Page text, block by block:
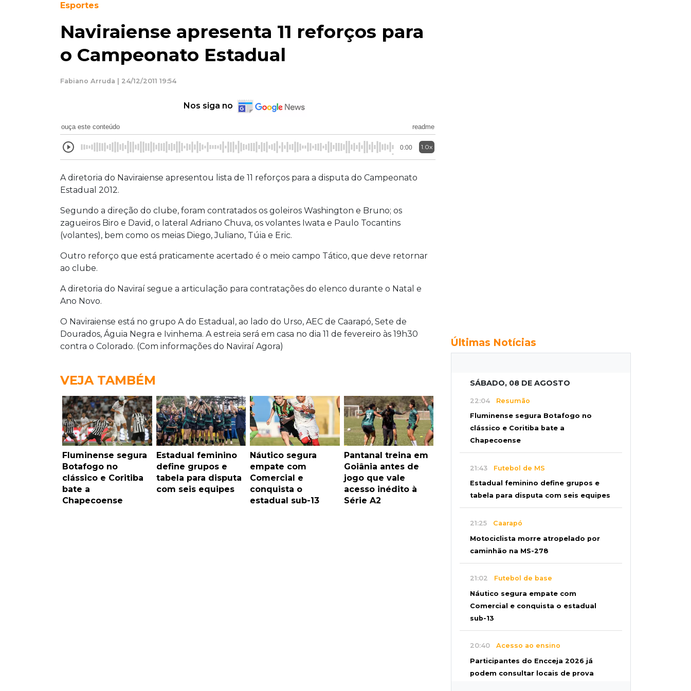
Esportes
Naviraiense apresenta 11 reforços para
o Campeonato Estadual
Fabiano Arruda | 24/12/2011 19:54
Nos siga no
ouça este conteúdo readme
0:00 1.0x
A diretoria do Naviraiense apresentou lista de 11 reforços para a disputa do Campeonato
Estadual 2012.
Segundo a direção do clube, foram contratados os goleiros Washington e Bruno; os
zagueiros Biro e David, o lateral Adriano Chuva, os volantes Iwata e Paulo Tocantins
(volantes), bem como os meias Diego, Juliano, Túia e Eric.
Outro reforço que está praticamente acertado é o meio campo Tático, que deve retornar
ao clube.
A diretoria do Naviraí segue a articulação para contratações do elenco durante o Natal e
Ano Novo.
O Naviraiense está no grupo A do Estadual, ao lado do Urso, AEC de Caarapó, Sete de
Dourados, Águia Negra e Ivinhema. A estreia será em casa no dia 11 de fevereiro às 19h30
contra o Colorado. (Com informações do Naviraí Agora)
VEJA TAMBÉM
Fluminense segura
Botafogo no
clássico e Coritiba
bate a
Chapecoense
Estadual feminino
define grupos e
tabela para disputa
com seis equipes
Náutico segura
empate com
Comercial e
conquista o
estadual sub-13
Pantanal treina em
Goiânia antes de
jogo que vale
acesso inédito à
Série A2
Últimas Notícias
SÁBADO, 08 DE AGOSTO
22:04 Resumão
Fluminense segura Botafogo no
clássico e Coritiba bate a
Chapecoense
21:43 Futebol de MS
Estadual feminino define grupos e
tabela para disputa com seis equipes
21:25 Caarapó
Motociclista morre atropelado por
caminhão na MS-278
21:02 Futebol de base
Náutico segura empate com
Comercial e conquista o estadual
sub-13
20:40 Acesso ao ensino
Participantes do Encceja 2026 já
podem consultar locais de prova